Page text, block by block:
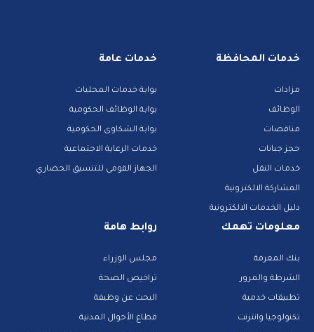
خدمات المحافظة
مزادات
الوظائف
مناقصات
حجز جبانات
خدمات النقل
المشاركة الالكترونية
دليل الخدمات الالكترونية
خدمات عامة
بوابة خدمات المحليات
بوابة الوظائف الحكومية
بوابة الشكاوى الحكومية
خدمات الرعاية الاجتماعية
الجهاز القومى للتنسيق الحضاري
معلومات تهمك
بنك المعرفة
الشرطة والمرور
تطبيقات خدمية
تكنولوجيا وانترنت
روابط هامة
مجلس الوزراء
تراخيص الصحة
البحث عن وظيفة
قطاع الأحوال المدنية